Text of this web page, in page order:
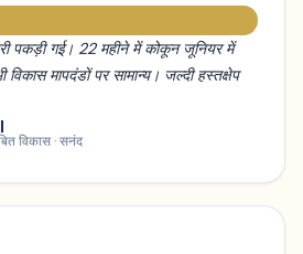
पकड़ी गई। 22 महीने में कोकून जूनियर में
मापदंडों पर सामान्य। जल्दी हस्तक्षेप
विकास · सनंद